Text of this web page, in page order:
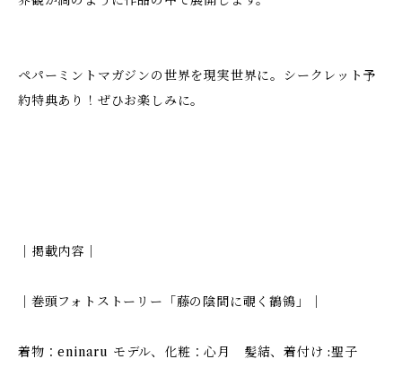
ペパーミントマガジンの世界を現実世界に。シークレット予
約特典あり！ぜひお楽しみに。
｜掲載内容｜
｜巻頭フォトストーリー「藤の陰間に覗く鶺鴒」｜
着物：eninaru モデル、化粧：心月 髪結、着付け :聖子